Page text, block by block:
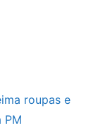
roupas e
PM